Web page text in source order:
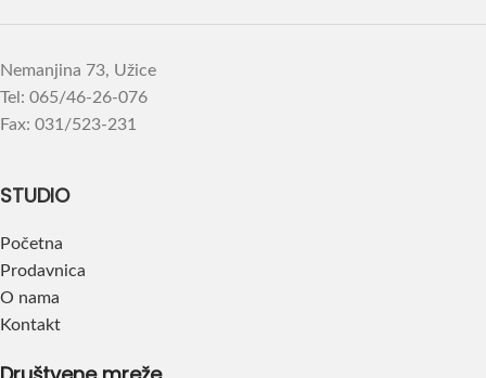
Nemanjina 73, Užice
Tel: 065/46-26-076
Fax: 031/523-231
STUDIO
Početna
Prodavnica
O nama
Kontakt